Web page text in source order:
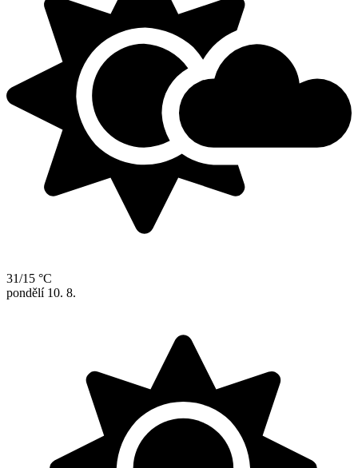
31/15 °C
pondělí 10. 8.